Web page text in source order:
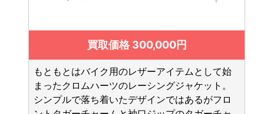
買取価格 300,000円
もともとはバイク用のレザーアイテムとして始
まったクロムハーツのレーシングジャケット。
シンプルで落ち着いたデザインではあるがフロ